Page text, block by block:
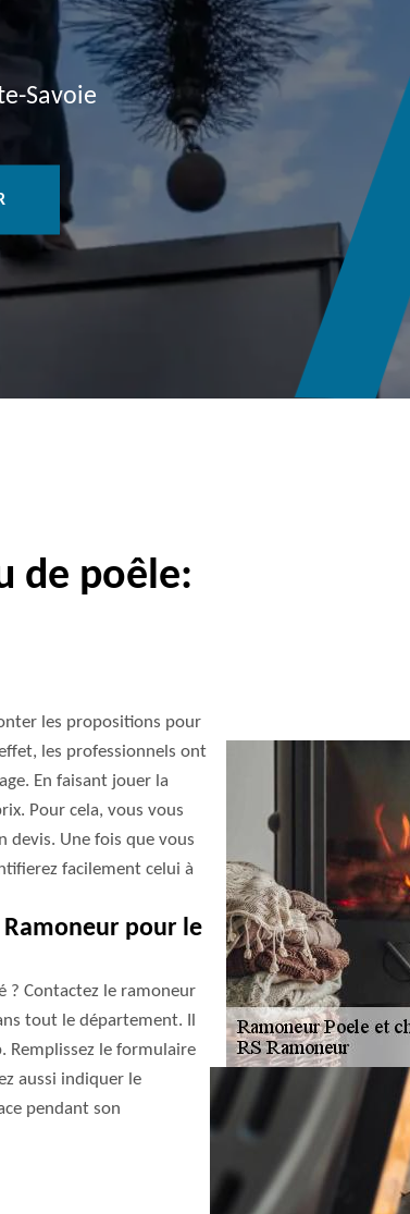
Savoie
de poêle:
les propositions pour
les professionnels ont
En faisant jouer la
Pour cela, vous vous
devis. Une fois que vous
facilement celui à
Ramoneur pour le
? Contactez le ramoneur
tout le département. Il
Remplissez le formulaire
aussi indiquer le
pendant son